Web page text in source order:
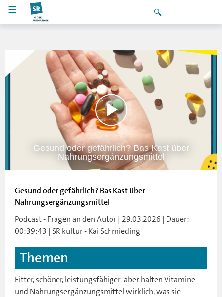
Gesund oder gefährlich? Bas Kast über
Nahrungsergänzungsmittel
Gesund oder gefährlich? Bas Kast über
Nahrungsergänzungsmittel
Podcast - Fragen an den Autor | 29.03.2026 | Dauer:
00:39:43 | SR kultur - Kai Schmieding
Themen
Fitter, schöner, leistungsfähiger  aber halten Vitamine
und Nahrungsergänzungsmittel wirklich, was sie